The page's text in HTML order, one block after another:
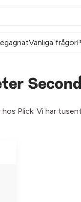
Vanliga frågor
hos Plick. Vi har